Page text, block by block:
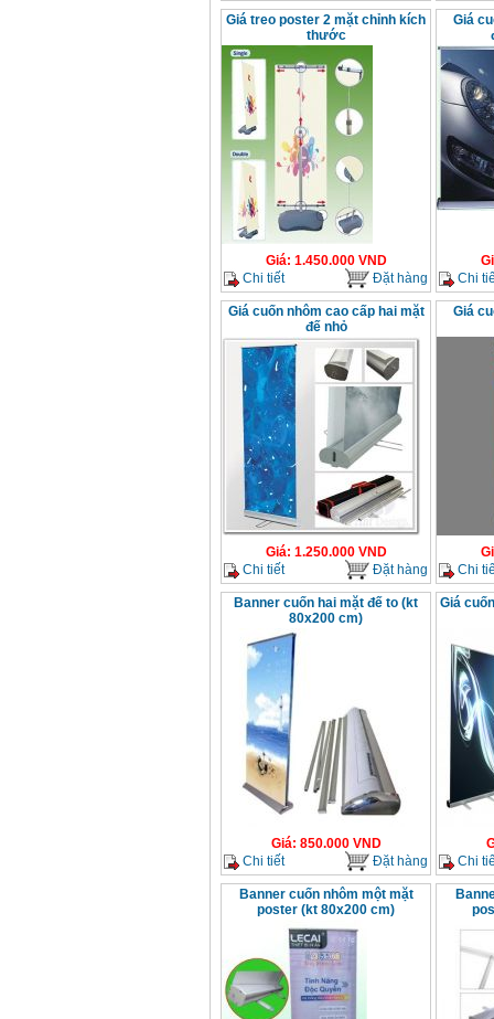
Giá treo poster 2 mặt chỉnh kích
thước
Giá: 1.450.000VND
Chi tiết
Đặt hàng
Giá
Chi
Giá cuốn nhôm cao cấp hai mặt
đế nhỏ
Giá: 1.250.000VND
Chi tiết
Đặt hàng
Giá
Chi
Banner cuốn hai mặt đế to (kt
80x200 cm)
Giá: 850.000VND
Chi tiết
Đặt hàng
Giá
Chi
Banner cuốn nhôm một mặt
poster (kt 80x200 cm)